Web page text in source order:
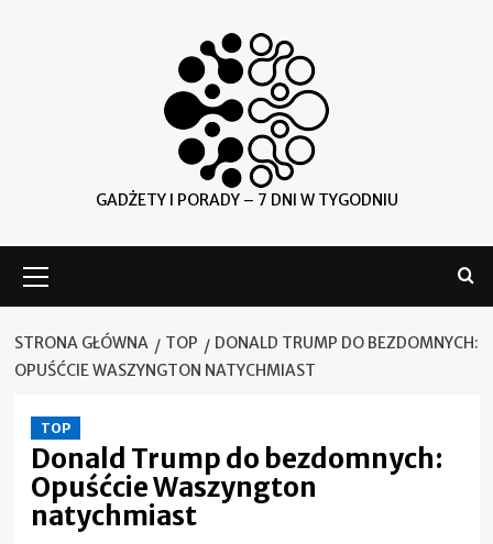
GADŻETY I PORADY – 7 DNI W TYGODNIU
główne
STRONA GŁÓWNA TOP
DONALD TRUMP DO BEZDOMNYCH:
OPUŚĆCIE WASZYNGTON NATYCHMIAST
TOP
Donald Trump do bezdomnych:
Opuśćcie Waszyngton
natychmiast